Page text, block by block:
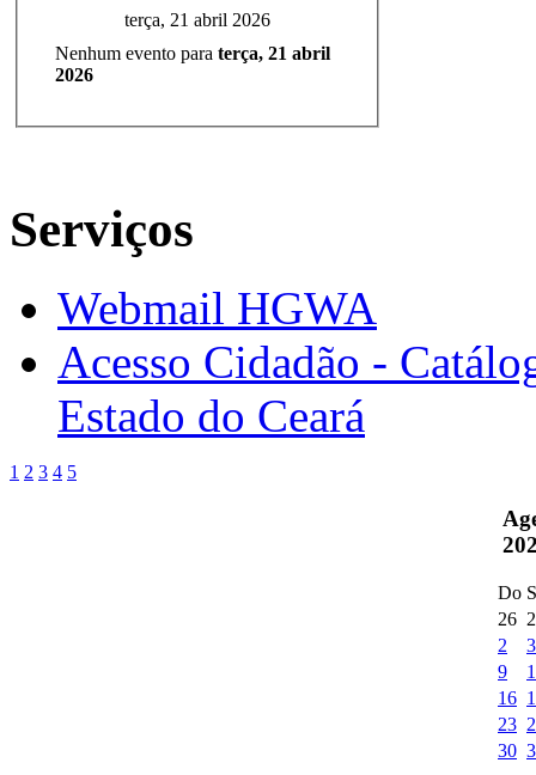
terça, 21 abril 2026
Nenhum evento para terça, 21 abril
2026
Serviços
Webmail HGWA
Acesso Cidadão -
Estado do Ceará
1 2 3 4 5
Do
26
2
3
9
16
23
30